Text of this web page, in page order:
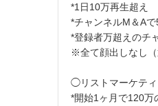
*1日10万再生超え
*チャンネルM＆A
*登録者万超えのチ
※全て顔出しなし（
◯リストマーケティ
*開始1ヶ月で120万